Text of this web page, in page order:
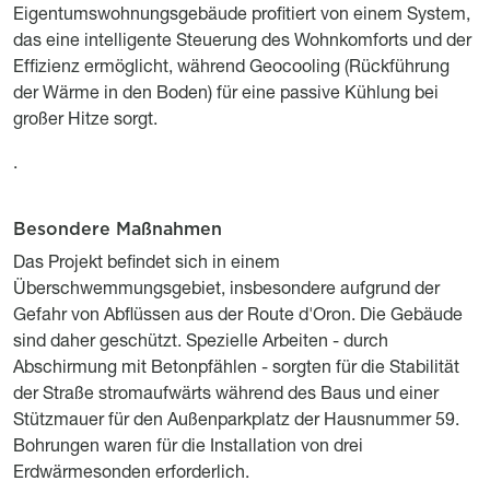
Eigentumswohnungsgebäude profitiert von einem System,
das eine intelligente Steuerung des Wohnkomforts und der
Effizienz ermöglicht, während Geocooling (Rückführung
der Wärme in den Boden) für eine passive Kühlung bei
großer Hitze sorgt.
.
Titre
Besondere Maßnahmen
Description
Das Projekt befindet sich in einem
Überschwemmungsgebiet, insbesondere aufgrund der
Gefahr von Abflüssen aus der Route d'Oron. Die Gebäude
sind daher geschützt. Spezielle Arbeiten - durch
Abschirmung mit Betonpfählen - sorgten für die Stabilität
der Straße stromaufwärts während des Baus und einer
Stützmauer für den Außenparkplatz der Hausnummer 59.
Bohrungen waren für die Installation von drei
Erdwärmesonden erforderlich.